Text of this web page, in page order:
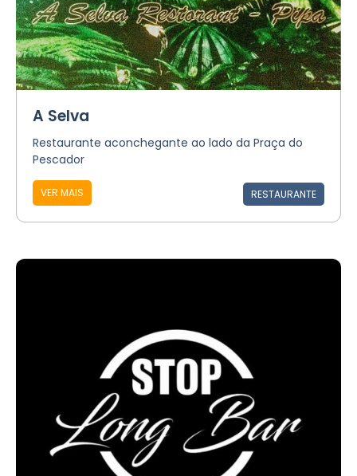
A Selva
Restaurante aconchegante ao lado da Praça do
Pescador
VER MAIS RESTAURANTE